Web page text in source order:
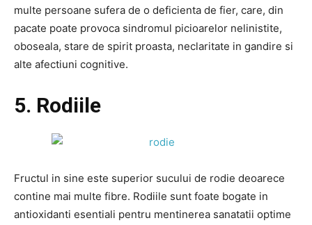
multe persoane sufera de o deficienta de fier, care, din
pacate poate provoca sindromul picioarelor nelinistite,
oboseala, stare de spirit proasta, neclaritate in gandire si
alte afectiuni cognitive.
5. Rodiile
Fructul in sine este superior sucului de rodie deoarece
contine mai multe fibre. Rodiile sunt foate bogate in
antioxidanti esentiali pentru mentinerea sanatatii optime